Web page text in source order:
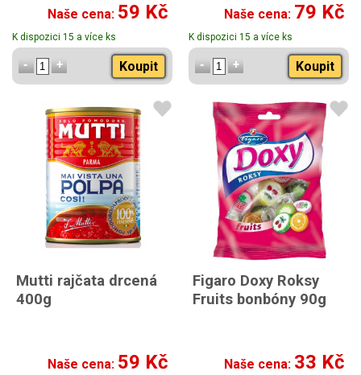
Naše cena: 59 Kč
K dispozici 15 a více ks
Koupit
Naše cena: 79 Kč
K dispozici 15 a více ks
Koupit
Mutti rajčata drcená
400g
Naše cena: 59 Kč
Figaro Doxy Roksy
Fruits bonbóny 90g
Naše cena: 33 Kč